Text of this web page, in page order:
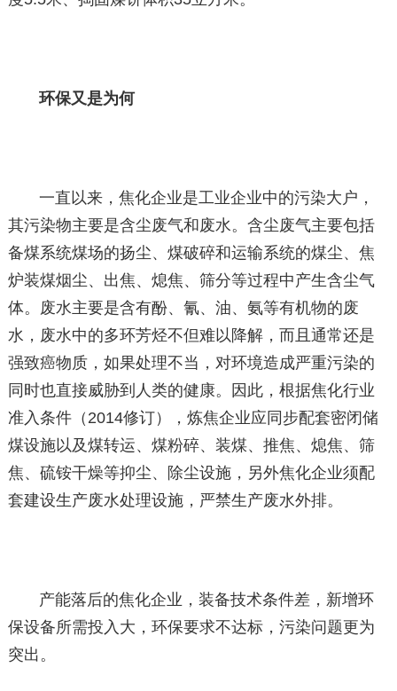
环保又是为何
一直以来，焦化企业是工业企业中的污染大户，
其污染物主要是含尘废气和废水。含尘废气主要包括
备煤系统煤场的扬尘、煤破碎和运输系统的煤尘、焦
炉装煤烟尘、出焦、熄焦、筛分等过程中产生含尘气
体。废水主要是含有酚、氰、油、氨等有机物的废
水，废水中的多环芳烃不但难以降解，而且通常还是
强致癌物质，如果处理不当，对环境造成严重污染的
同时也直接威胁到人类的健康。因此，根据焦化行业
准入条件（2014修订），炼焦企业应同步配套密闭储
煤设施以及煤转运、煤粉碎、装煤、推焦、熄焦、筛
焦、硫铵干燥等抑尘、除尘设施，另外焦化企业须配
套建设生产废水处理设施，严禁生产废水外排。
产能落后的焦化企业，装备技术条件差，新增环
保设备所需投入大，环保要求不达标，污染问题更为
突出。